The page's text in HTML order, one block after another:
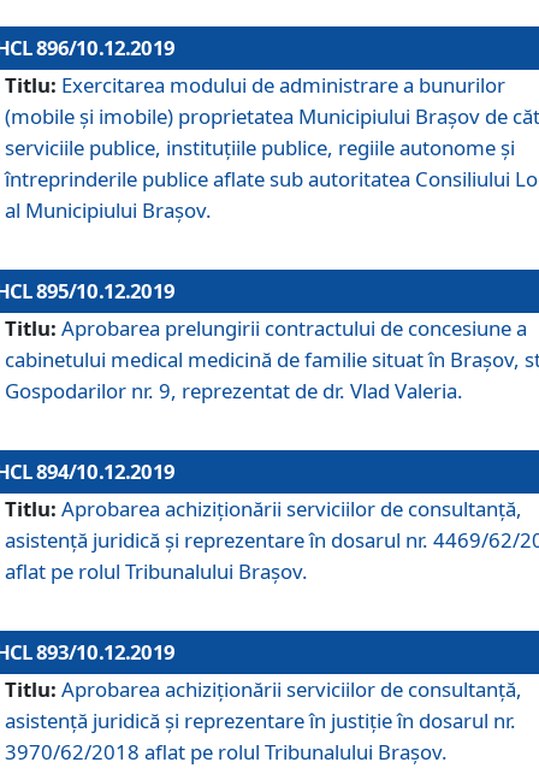
896/10.12.2019
Titlu: Exercitarea modului de administrare a bunurilor
(mobile și imobile) proprietatea Municipiului Brașov de
serviciile publice, instituțiile publice, regiile autonome și
întreprinderile publice aflate sub autoritatea Consiliului
al Municipiului Brașov.
895/10.12.2019
Titlu: Aprobarea prelungirii contractului de concesiune a
cabinetului medical medicină de familie situat în Braşov,
Gospodarilor nr. 9, reprezentat de dr. Vlad Valeria.
894/10.12.2019
Titlu: Aprobarea achiziţionării serviciilor de consultanţă,
asistenţă juridică şi reprezentare în dosarul nr. 4469/62/
aflat pe rolul Tribunalului Braşov.
893/10.12.2019
Titlu: Aprobarea achiziţionării serviciilor de consultanţă,
asistenţă juridică şi reprezentare în justiţie în dosarul nr.
3970/62/2018 aflat pe rolul Tribunalului Braşov.